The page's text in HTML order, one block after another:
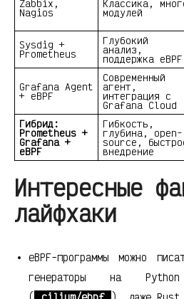
Zabbix,
Nagios
Классика,
модулей
Sysdig +
Prometheus
Глубокий
анализ,
поддержка eBPF
Grafana Agent
+ eBPF
Современный
агент,
интеграция с
Grafana Cloud
Гибрид:
Prometheus +
Grafana +
eBPF
Гибкость,
глубина, open-
source,
внедрение
Интересные
лайфхаки
eBPF-программы можно
генераторы на